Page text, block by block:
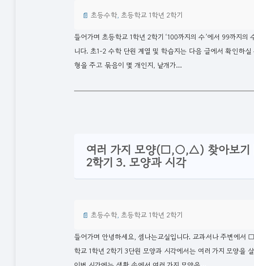
📄 초등수학, 초등학교 1학년 2학기
들어가며 초등학교 1학년 2학기 ‘100까지의 수’에서 99까지
니다. 초1-2 수학 단원 계열 및 학습지는 다음 글에서 확인하
형을 주고 묶음이 몇 개인지, 낱개가…
여러 가지 모양(□,○,△) 찾아보기
2학기 3. 모양과 시각
📄 초등수학, 초등학교 1학년 2학기
들어가며 안녕하세요, 셈나는교실입니다. 교과서나 주변에
학교 1학년 2학기 3단원 모양과 시각에서는 여러 가지 모양을